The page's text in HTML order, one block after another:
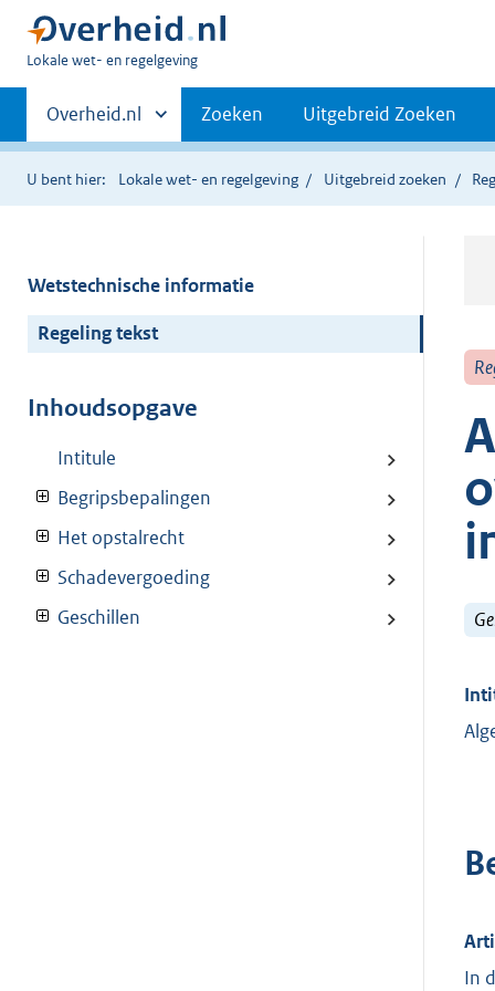
U
hier:
Lokale wet- en regelgeving
Primaire
navigatie
Andere
sites
binnen
Overheid.nl Zoeken Uitgebreid Zoeken
U bent hier: Lokale wet- en regelgeving Uitgebreid zoeken
Wetstechnische informatie
Regeling tekst
Inhoudsopgave
Intitule
Begripsbepalingen
Het opstalrecht
Schadevergoeding
Geschillen
In